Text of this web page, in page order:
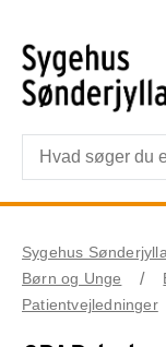
Sygehus
Børn og Unge
Patientvejledninger